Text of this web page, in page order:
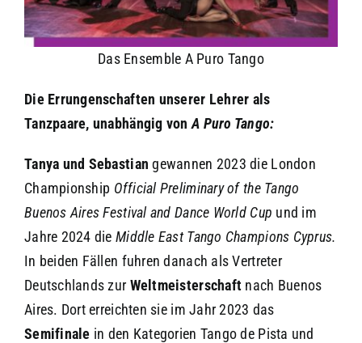
Das Ensemble A Puro Tango
Die Errungenschaften unserer Lehrer als
Tanzpaare, unabhängig von A Puro Tango:
Tanya und Sebastian gewannen 2023 die London
Championship Official Preliminary of the Tango
Buenos Aires Festival and Dance World Cup und im
Jahre 2024 dieMiddle East Tango Champions Cyprus.
In beiden Fällen fuhren danach als Vertreter
Deutschlands zur Weltmeisterschaft nach Buenos
Aires. Dort erreichten sie im Jahr 2023 das
Semifinale in den Kategorien Tango de Pista und